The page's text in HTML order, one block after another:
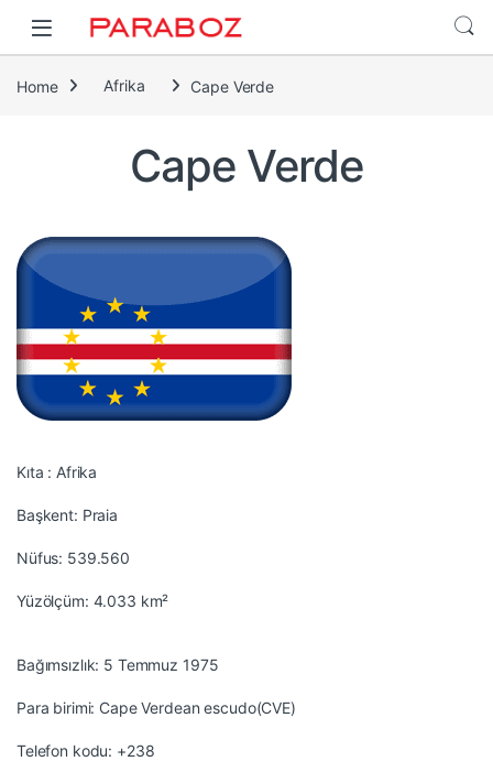
Home Afrika Cape Verde
Cape Verde
Kıta : Afrika
Başkent: Praia
Nüfus: 539.560
Yüzölçüm: 4.033 km²
Bağımsızlık: 5 Temmuz 1975
Para birimi: Cape Verdean escudo(CVE)
Telefon kodu: +238